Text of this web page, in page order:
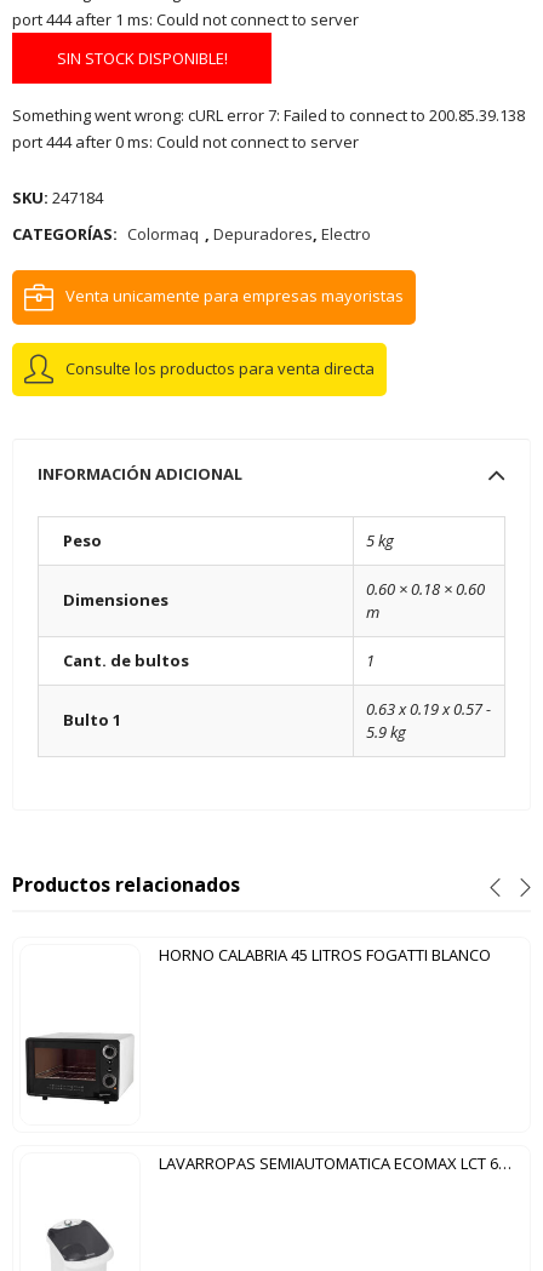
port 444 after 1 ms: Could not connect to server
SIN STOCK DISPONIBLE!
Something went wrong: cURL error 7: Failed to connect to 200.85.39.138
port 444 after 0 ms: Could not connect to server
SKU: 247184
CATEGORÍAS: Colormaq , Depuradores, Electro
Venta unicamente para empresas mayoristas
Consulte los productos para venta directa
INFORMACIÓN ADICIONAL
Peso 5 kg
Dimensiones
0.60 × 0.18 × 0.60
m
Cant. de bultos 1
Bulto 1
0.63 x 0.19 x 0.57 -
5.9 kg
Productos relacionados
HORNO CALABRIA 45 LITROS FOGATTI BLANCO
LAVARROPAS SEMIAUTOMATICA ECOMAX LCT 6KG COLORMAQ BLANCO